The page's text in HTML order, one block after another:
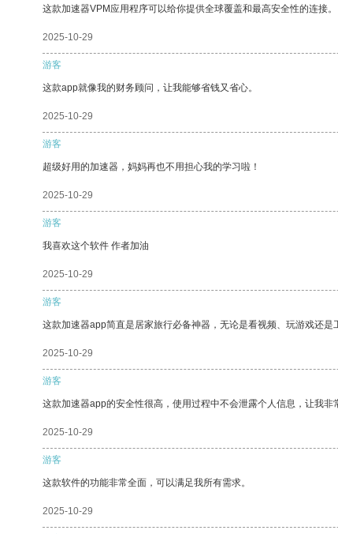
这款加速器VPM应用程序可以给你提供全球覆盖和最高安全性的连接。
2025-10-29
游客
这款app就像我的财务顾问，让我能够省钱又省心。
2025-10-29
游客
超级好用的加速器，妈妈再也不用担心我的学习啦！
2025-10-29
游客
我喜欢这个软件 作者加油
2025-10-29
游客
这款加速器app简直是居家旅行必备神器，无论是看视频、玩游戏还
2025-10-29
游客
这款加速器app的安全性很高，使用过程中不会泄露个人信息，让我非
2025-10-29
游客
这款软件的功能非常全面，可以满足我所有需求。
2025-10-29